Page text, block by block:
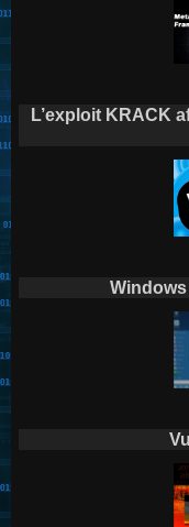
L’exploit KRACK
Windows